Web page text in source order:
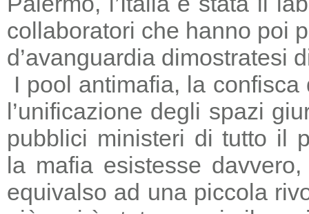
collaboratori che hanno poi
d’avanguardia dimostratesi
I pool antimafia, la
l’unificazione degli spazi
pubblici ministeri di tutto il
la mafia esistesse
equivalso ad una piccola